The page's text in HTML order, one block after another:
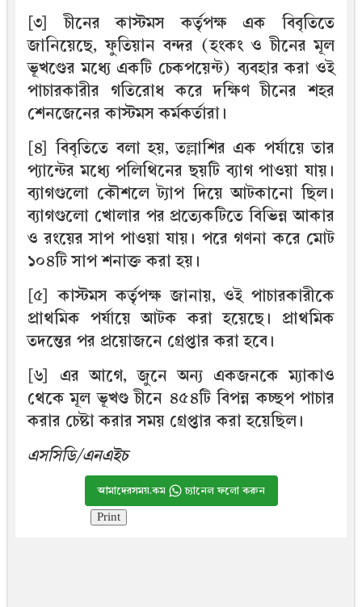
[৩] চীনের কাস্টমস কর্তৃপক্ষ এক বিবৃতিতে
জানিয়েছে, ফুতিয়ান বন্দর (হংকং ও চীনের মূল
ভূখণ্ডের মধ্যে একটি চেকপয়েন্ট) ব্যবহার করা ওই
পাচারকারীর গতিরোধ করে দক্ষিণ চীনের শহর
শেনজেনের কাস্টমস কর্মকর্তারা।
[৪] বিবৃতিতে বলা হয়, তল্লাশির এক পর্যায়ে তার
প্যান্টের মধ্যে পলিথিনের ছয়টি ব্যাগ পাওয়া যায়।
ব্যাগগুলো কৌশলে ট্যাপ দিয়ে আটকানো ছিল।
ব্যাগগুলো খোলার পর প্রত্যেকটিতে বিভিন্ন আকার
ও রংয়ের সাপ পাওয়া যায়। পরে গণনা করে মোট
১০৪টি সাপ শনাক্ত করা হয়।
[৫] কাস্টমস কর্তৃপক্ষ জানায়, ওই পাচারকারীকে
প্রাথমিক পর্যায়ে আটক করা হয়েছে। প্রাথমিক
তদন্তের পর প্রয়োজনে গ্রেপ্তার করা হবে।
[৬] এর আগে, জুনে অন্য একজনকে ম্যাকাও
থেকে মূল ভূখণ্ড চীনে ৪৫৪টি বিপন্ন কচ্ছপ পাচার
করার চেষ্টা করার সময় গ্রেপ্তার করা হয়েছিল।
এসসিডি/এনএইচ
আমাদেরসময়.কম চ্যানেল ফলো করুন
Print